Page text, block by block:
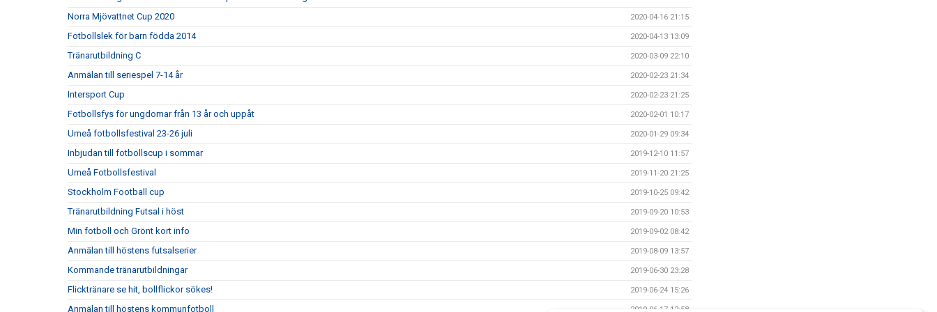
Norra Mjövattnet Cup 2020 2020-04-16 21:15
Fotbollslek för barn födda 2014 2020-04-13 13:09
Tränarutbildning C 2020-03-09 22:10
Anmälan till seriespel 7-14 år 2020-02-23 21:34
Intersport Cup 2020-02-23 21:25
Fotbollsfys för ungdomar från 13 år och uppåt 2020-02-01 10:17
Umeå fotbollsfestival 23-26 juli 2020-01-29 09:34
Inbjudan till fotbollscup i sommar 2019-12-10 11:57
Umeå Fotbollsfestival 2019-11-20 21:25
Stockholm Football cup 2019-10-25 09:42
Tränarutbildning Futsal i höst 2019-09-20 10:53
Min fotboll och Grönt kort info 2019-09-02 08:42
Anmälan till höstens futsalserier 2019-08-09 13:57
Kommande tränarutbildningar 2019-06-30 23:28
Flicktränare se hit, bollflickor sökes! 2019-06-24 15:26
Anmälan till höstens kommunfotboll 2019-06-17 12:58